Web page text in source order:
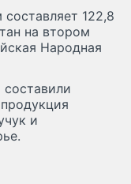
122,8
на втором
Народная
и